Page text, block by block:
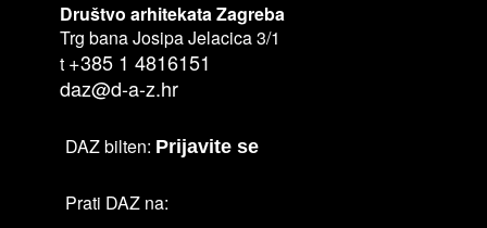
Društvo arhitekata Zagreba
Trg bana Josipa Jelacica 3/1
t +385 1 4816151
daz@d-a-z.hr
DAZ bilten: Prijavite se
Prati DAZ na: